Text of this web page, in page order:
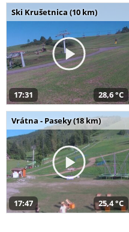
Ski Krušetnica (10 km)
17:31 28,6 °C
Vrátna - Paseky (18 km)
17:47 25,4 °C